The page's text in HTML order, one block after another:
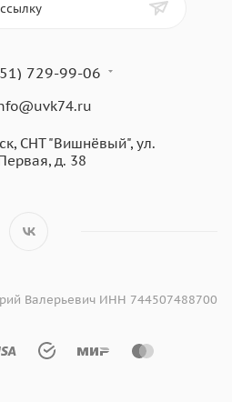
729-99-06
СНТ "Вишнёвый", ул.
д. 38
Валерьевич ИНН 744507488700